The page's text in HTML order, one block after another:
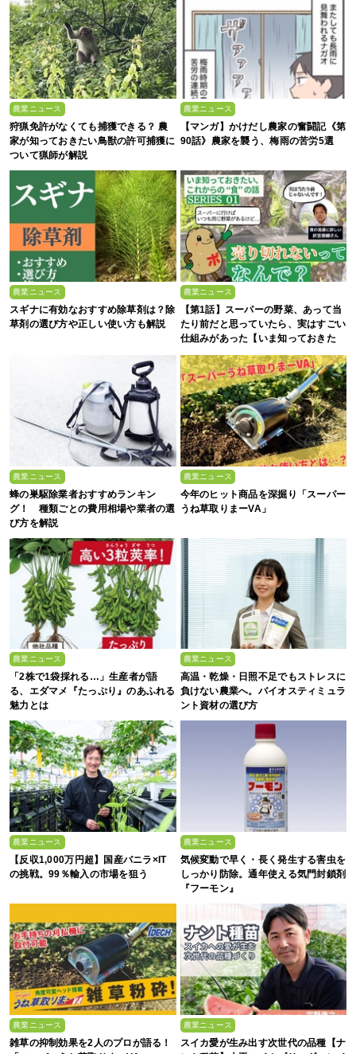
農業ニュース
狩猟免許がなくても捕獲できる？ 農
家が知っておきたい鳥獣の許可捕獲に
ついて猟師が解説
農業ニュース
【マンガ】かけだし農家の奮闘記《第
90話》農家を襲う、梅雨の苦労5選
農業ニュース
スギナに有効なおすすめ除草剤は？除
草剤の選び方や正しい使い方も解説
農業ニュース
【第1話】スーパーの野菜、あって当
たり前だと思っていたら、実はすごい
仕組みがあった【いま知っておきた
い、これからの”食”の話】
農業ニュース
蜂の巣駆除業者おすすめランキン
グ！ 種類ごとの費用相場や業者の選
び方を解説
農業ニュース
今年のヒット商品を深掘り「スーパー
うね草取りまーVA」
農業ニュース
「2株で1袋採れる…」生産者が語
る、エダマメ『たっぷり』のあふれる
魅力とは
農業ニュース
高温・乾燥・日照不足でもストレスに
負けない農業へ。バイオスティミュラ
ント資材の選び方
農業ニュース
【反収1,000万円超】国産バニラ×IT
の挑戦。99％輸入の市場を狙う
農業ニュース
気候変動で早く・長く発生する害虫を
しっかり防除。通年使える気門封鎖剤
『フーモン』
農業ニュース
雑草の抑制効果を2人のプロが語る！
農業ニュース
スイカ愛が生み出す次世代の品種【ナ